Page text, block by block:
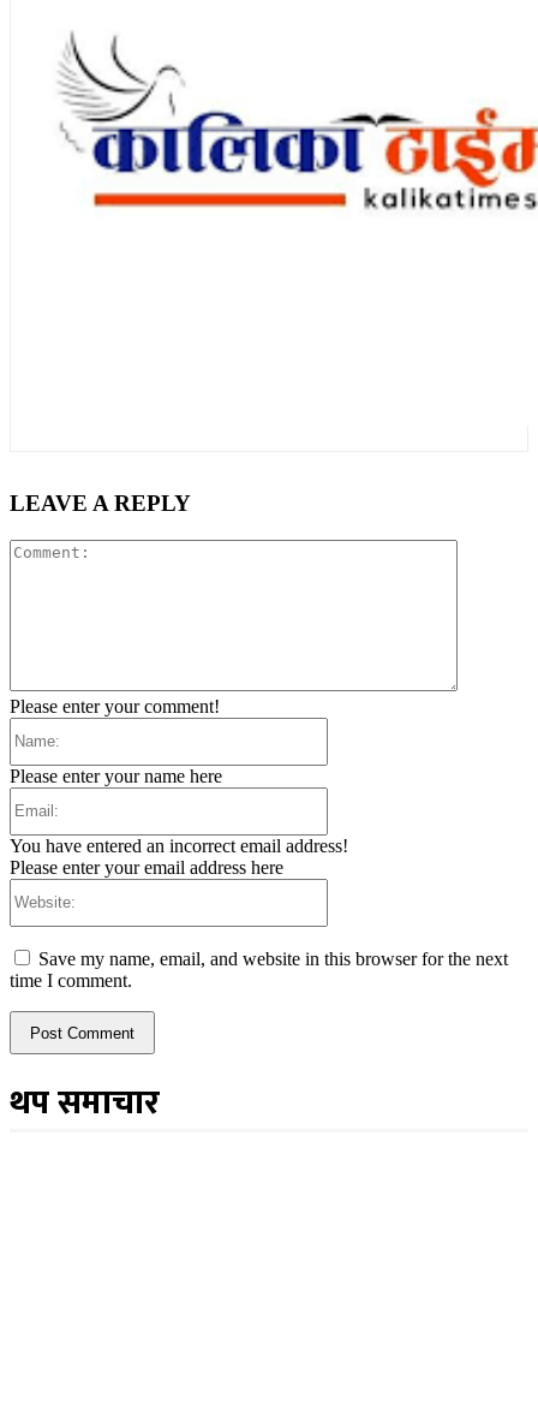
LEAVE A REPLY
Please enter your comment!
Please enter your name here
You have entered an incorrect email address!
Please enter your email address here
Save my name, email, and website in this browser for the next
time I comment.
थप समाचार